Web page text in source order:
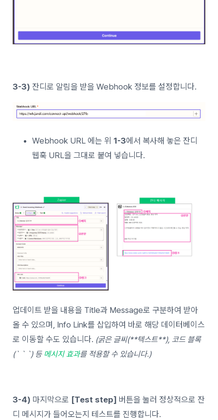
3-3)잔디로 알림을 받을 Webhook 정보를 설정합니다.
Webhook URL 에는 위 1-3에서 복사해 놓은 잔디
웹훅 URL을 그대로 붙여 넣습니다.
업데이트 받을 내용을 Title과 Message로 구분하여 받아
올 수 있으며, Info Link를 삽입하여 바로 해당 데이터베이스
로 이동할 수도 있습니다. (굵은 글씨(**텍스트**), 코드 블록
(` ` `) 등 메시지 효과를 적용할 수 있습니다.)
3-4) 마지막으로 [Test step] 버튼을 눌러 정상적으로 잔
디 메시지가 들어오는지 테스트를 진행합니다.